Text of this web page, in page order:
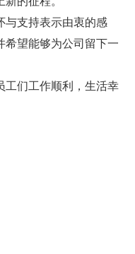
与支持表示由衷的感
希望能够为公司留下一
工们工作顺利，生活幸